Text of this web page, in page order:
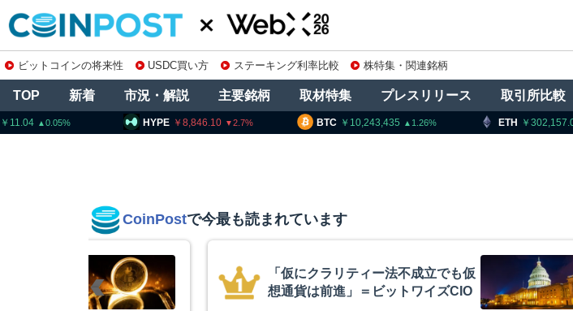
ビットコインの将来性 USDC買い方 ステーキング利率比較 株特集・関連銘柄
TOP 新着 市況・解説 主要銘柄 取材特集 プレスリリース 取引所比較
BTC 10,243,435 1.26 ETH 302,157.0 2.41
HYPE 8,846.10 2.7
CoinPostで今最も読まれています
リティー法不成立でも仮
進」＝ビットワイズCIO
ビットコイン・イーサリアム・
XRP、「弱気相場の最終段階に典型